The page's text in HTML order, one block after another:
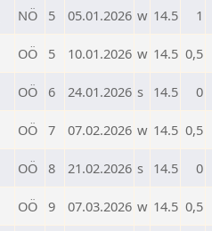
NÖ 5 05.01.2026 w 14.5 1
OÖ 5 10.01.2026 w 14.5 0,5
OÖ 6 24.01.2026 s 14.5 0
OÖ 7 07.02.2026 w 14.5 0,5
OÖ 8 21.02.2026 s 14.5 0
OÖ 9 07.03.2026 w 14.5 0,5